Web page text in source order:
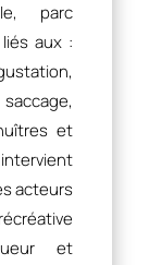
parc
aux :
et
acteurs
et